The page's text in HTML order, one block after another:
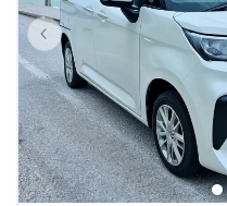
Previous slide